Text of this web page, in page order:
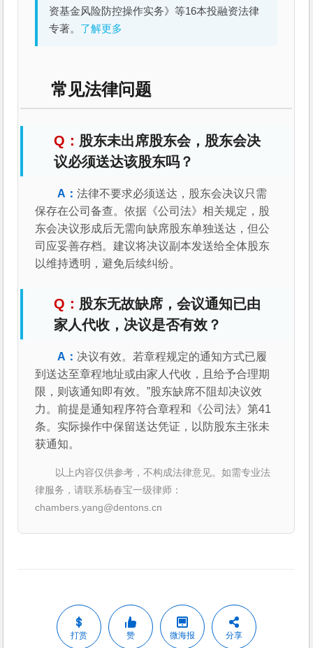
资基金风险防控操作实务》等16本投融资法律
专著。 了解更多
常见法律问题
股东未出席股东会，股东会决
议必须送达该股东吗？
法律不要求必须送达，股东会决议只需
保存在公司备查。依据《公司法》相关规定，股
东会决议形成后无需向缺席股东单独送达，但公
司应妥善存档。建议将决议副本发送给全体股东
以维持透明，避免后续纠纷。
股东无故缺席，会议通知已由
家人代收，决议是否有效？
决议有效。若章程规定的通知方式已履
到送达至章程地址或由家人代收，且给予合理期
限，则该通知即有效。”股东缺席不阻却决议效
力。前提是通知程序符合章程和《公司法》第41
条。实际操作中保留送达凭证，以防股东主张未
获通知。
以上内容仅供参考，不构成法律意见。如需专业法
律服务，请联系杨春宝一级律师：
chambers.yang@dentons.cn
打赏 赞 微海报 分享